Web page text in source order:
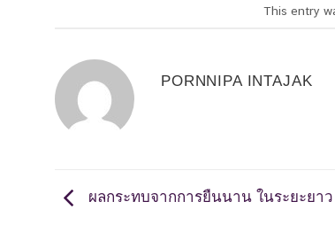
This entry
PORNNIPA INTAJAK
ผลกระทบจากการยืนนาน ในระยะยา